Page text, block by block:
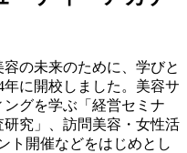
の未来のために、学びと
に開校しました。美容サ
グを学ぶ「経営セミナ
究」、訪問美容・女性活
ト開催などをはじめとし